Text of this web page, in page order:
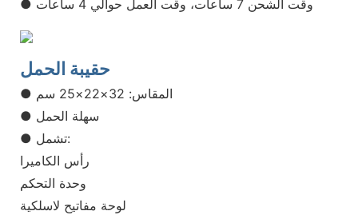
حقيبة الحمل
● المقاس: 32×22×25 سم
● سهلة الحمل
● تشمل:
رأس الكاميرا
وحدة التحكم
لوحة مفاتيح لاسلكية